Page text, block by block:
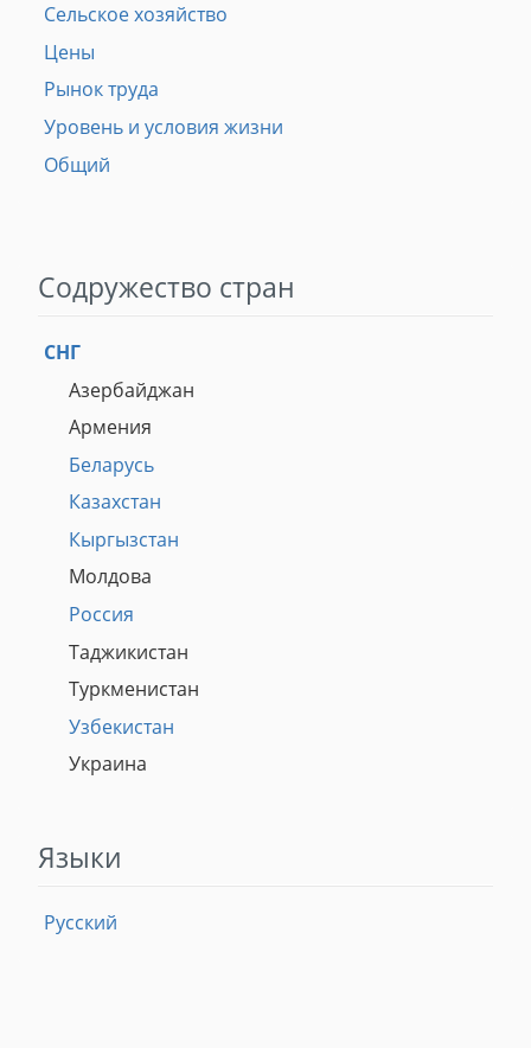
Сельское хозяйство
Цены
Рынок труда
Уровень и условия жизни
Общий
Содружество стран
СНГ
Азербайджан
Армения
Беларусь
Казахстан
Кыргызстан
Молдова
Россия
Таджикистан
Туркменистан
Узбекистан
Украина
Языки
Русский